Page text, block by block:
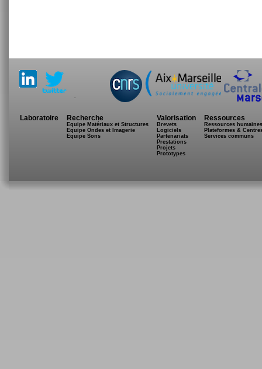
Laboratoire Recherche
Equipe Matériaux et Structures
Equipe Ondes et Imagerie
Equipe Sons
Valorisation
Brevets
Logiciels
Partenariats
Prestations
Projets
Prototypes
Ressources
Ressources humaines
Plateformes &
Services communs